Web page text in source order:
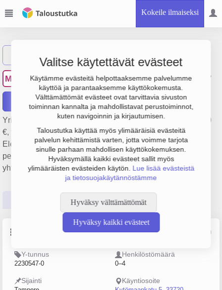
Kokeile ilmaiseksi
Valitse käytettävät evästeet
Käytämme evästeitä helpottaaksemme palvelumme
käyttöä ja parantaaksemme käyttökokemusta.
Välttämättömät evästeet ovat tarvittavia sivuston
toiminnan kannalta ja mahdollistavat perustoiminnot,
kuten navigoinnin ja kirjautumisen.
Taloustutka käyttää myös ylimääräisiä evästeitä
palvelun kehittämistä varten, jotta voimme tarjota
sinulle parhaan mahdollisen käyttökokemuksen.
Hyväksymällä kaikki evästeet sallit myös
ylimääräisten evästeiden käytön. Lue lisää evästeistä
ja tietosuojakäytännöstämme
Hyväksy välttämättömät
Hyväksy kaikki evästeet
MP Mittarikorjaamo Palanto Oy
Raportit
Yrityksen Mittarikorjaamo Palanto Oy liikevaihto on 316 000
€, tulos -37 000 € ja henkilöstömäärä 3. Sen päätoimiala on
Elektronisten ja optisten laitteiden korjaus ja huolto,
perustamisvuosi 2008 ja sijainti Tampere. Yrityksen
yhtiömuoto Osakeyhtiö (OY).
Tilinpäätösluvut Päättäjätiedot
Lähde: YTJ, PRH, Traficom
Y-tunnus
2230547-0
Henkilöstömäärä
0–4
Sijainti Käyntiosoite